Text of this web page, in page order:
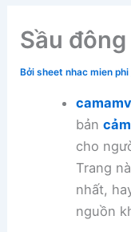
Sầu
Bởisheet nhac mien phi
bản
cho
Trang
nhất,
nguồn